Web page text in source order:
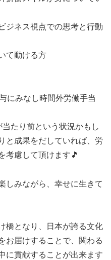
ジネス視点での思考と行動
て動ける方
にみなし時間外労働手当
たり前という状況かもし
と成果をだしていれば、労
考慮して頂けます🎵
しみながら、幸せに生きて
橋となり、日本が誇る文化
お届けすることで、関わる
に貢献することが出来ます